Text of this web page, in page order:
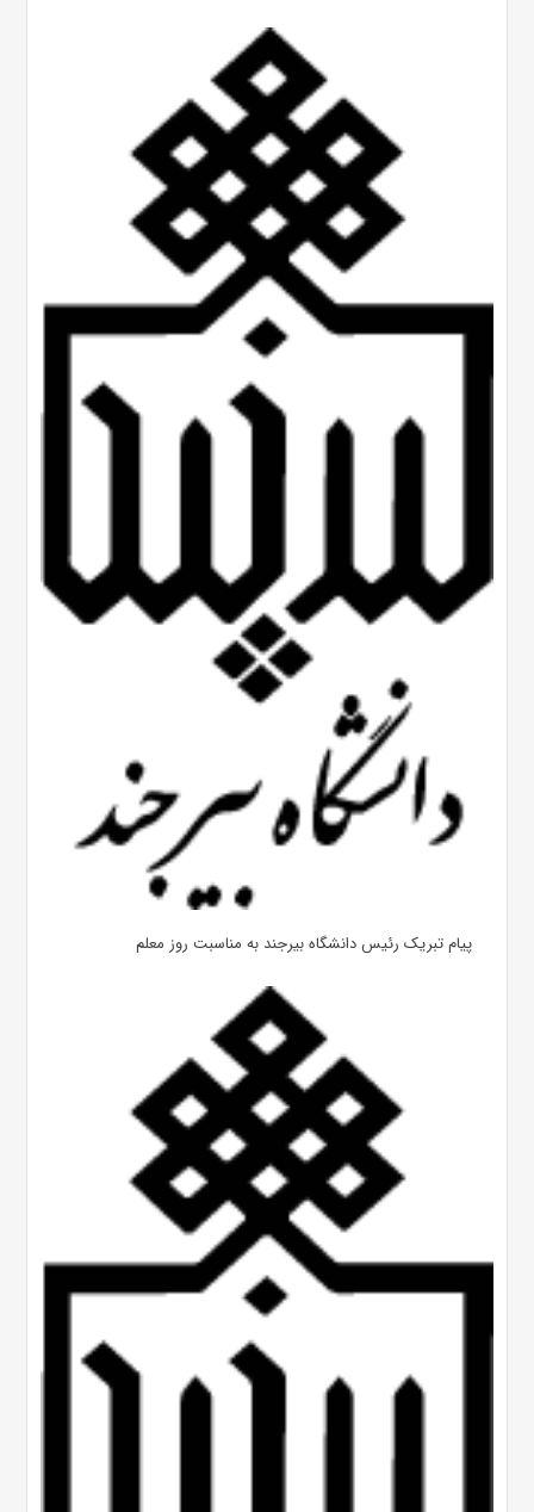
پیام تبریک رئیس دانشگاه بیرجند به مناسبت روز معلم